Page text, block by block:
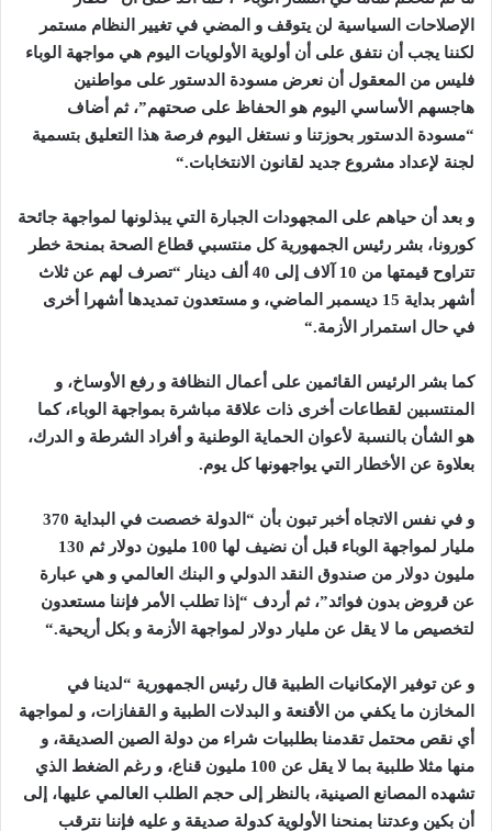
الإصلاحات السياسية لن يتوقف و المضي في تغيير النظام مستمر
لكننا يجب أن نتفق على أن أولوية الأولويات اليوم هي مواجهة الوباء
فليس من المعقول أن نعرض مسودة الدستور على مواطنين
هاجسهم الأساسي اليوم هو الحفاظ على صحتهم”، ثم أضاف
“مسودة الدستور بحوزتنا و نستغل اليوم فرصة هذا التعليق بتسمية
لجنة لإعداد مشروع جديد لقانون الانتخابات“.
و بعد أن حياهم على المجهودات الجبارة التي يبذلونها لمواجهة جائحة
كورونا، بشر رئيس الجمهورية كل منتسبي قطاع الصحة بمنحة خطر
تتراوح قيمتها من 10 آلاف إلى 40 ألف دينار “تصرف لهم عن ثلاث
أشهر بداية 15 ديسمبر الماضي، و مستعدون تمديدها أشهرا أخرى
في حال استمرار الأزمة“.
كما بشر الرئيس القائمين على أعمال النظافة و رفع الأوساخ، و
المنتسبين لقطاعات أخرى ذات علاقة مباشرة بمواجهة الوباء، كما
هو الشأن بالنسبة لأعوان الحماية الوطنية و أفراد الشرطة و الدرك،
بعلاوة عن الأخطار التي يواجهونها كل يوم.
و في نفس الاتجاه أخبر تبون بأن “الدولة خصصت في البداية 370
مليار لمواجهة الوباء قبل أن نضيف لها 100 مليون دولار ثم 130
مليون دولار من صندوق النقد الدولي و البنك العالمي و هي عبارة
عن قروض بدون فوائد”، ثم أردف “إذا تطلب الأمر فإننا مستعدون
لتخصيص ما لا يقل عن مليار دولار لمواجهة الأزمة و بكل أريحية“.
و عن توفير الإمكانيات الطبية قال رئيس الجمهورية “لدينا في
المخازن ما يكفي من الأقنعة و البدلات الطبية و القفازات، و لمواجهة
أي نقص محتمل تقدمنا بطلبيات شراء من دولة الصين الصديقة، و
منها مثلا طلبية بما لا يقل عن 100 مليون قناع، و رغم الضغط الذي
تشهده المصانع الصينية، بالنظر إلى حجم الطلب العالمي عليها، إلى
أن بكين وعدتنا بمنحنا الأولوية كدولة صديقة و عليه فإننا نترقب